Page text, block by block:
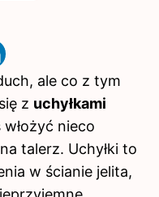
ale co z tym
z uchyłkami
nieco
talerz. Uchyłki to
w ścianie jelita,